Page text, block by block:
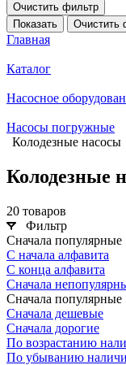
Очистить фильтр
Показать
Очистить
Главная
Каталог
Насосное
Насосы погружные
Колодезные насосы
Колодезные
20 товаров
Фильтр
Сначала популярные
С начала алфавита
С конца алфавита
Сначала
Сначала популярные
Сначала дешевые
Сначала дорогие
По возрастанию
По убыванию